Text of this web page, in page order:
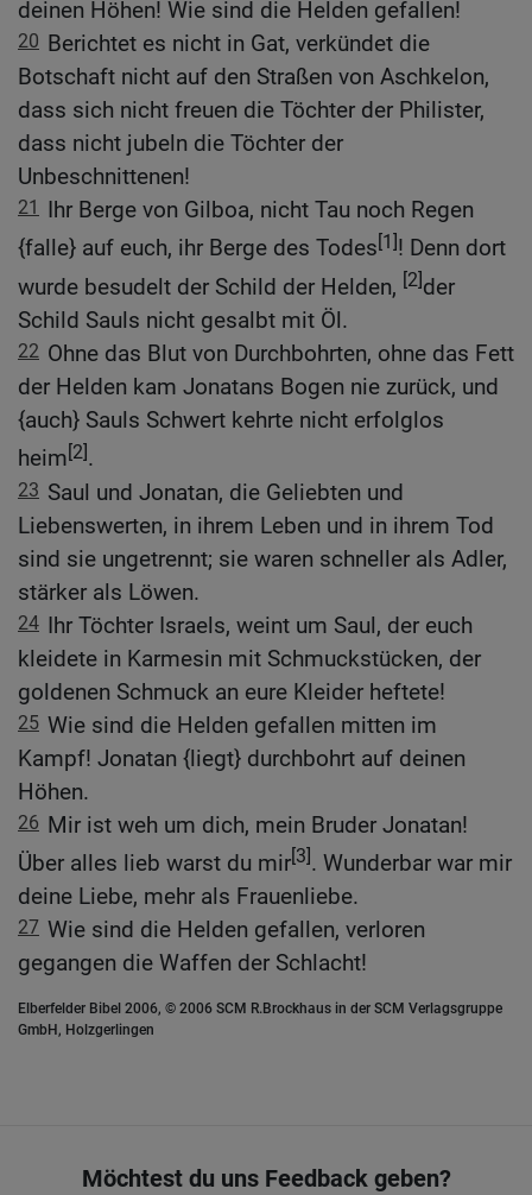
deinen Höhen! Wie sind die Helden gefallen!
20 Berichtet es nicht in Gat, verkündet die
Botschaft nicht auf den Straßen von Aschkelon,
dass sich nicht freuen die Töchter der Philister,
dass nicht jubeln die Töchter der
Unbeschnittenen!
21
Ihr Berge von Gilboa, nicht Tau noch Regen
{falle} auf euch, ihr Berge des Todes[1]! Denn dort
wurde besudelt der Schild der Helden, [2]der
Schild Sauls nicht gesalbt mit Öl.
22 Ohne das Blut von Durchbohrten, ohne das Fett
der Helden kam Jonatans Bogen nie zurück, und
{auch} Sauls Schwert kehrte nicht erfolglos
heim[2].
23 Saul und Jonatan, die Geliebten und
Liebenswerten, in ihrem Leben und in ihrem Tod
sind sie ungetrennt; sie waren schneller als Adler,
stärker als Löwen.
24 Ihr Töchter Israels, weint um Saul, der euch
kleidete in Karmesin mit Schmuckstücken, der
goldenen Schmuck an eure Kleider heftete!
25 Wie sind die Helden gefallen mitten im
Kampf! Jonatan {liegt} durchbohrt auf deinen
Höhen.
26 Mir ist weh um dich, mein Bruder Jonatan!
Über alles lieb warst du mir[3]. Wunderbar war mir
deine Liebe, mehr als Frauenliebe.
27 Wie sind die Helden gefallen, verloren
gegangen die Waffen der Schlacht!
Elberfelder Bibel 2006, © 2006 SCM R.Brockhaus in der SCM Verlagsgruppe
GmbH, Holzgerlingen
Möchtest du uns Feedback geben?